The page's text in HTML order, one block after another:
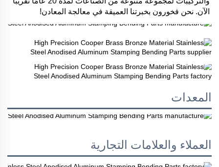
الآن. نحن فخورون بخبرتنا العميقة في معالجة المعادن!
المعدات
العملاء والعلامات التجارية